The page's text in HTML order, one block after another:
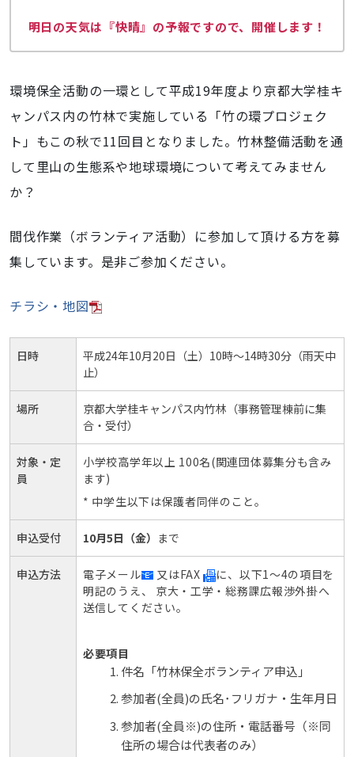
竹
の
プ
ジ
ェ
ク
開
催
間
ン
ア
の
に
つ
い
て
20T10:00:00+09:00
明日の天気は『快晴』の予報ですので、開催します！
環境保全活動の一環として平成19年度より京都大学桂キ
ャンパス内の竹林で実施している「竹の環プロジェク
ト」もこの秋で11回目となりました。竹林整備活動を通
して里山の生態系や地球環境について考えてみません
か？
間伐作業（ボランティア活動）に参加して頂ける方を募
集しています。是非ご参加ください。
チラシ・地図
日時
平成24年10月20日（土）10時～14時30分（雨天中
止）
場所
京都大学桂キャンパス内竹林（事務管理棟前に集
合・受付）
対象・定
員
小学校高学年以上 100名(関連団体募集分も含み
ます)
* 中学生以下は保護者同伴のこと。
申込受付 10月5日（金） まで
申込方法 電子メール 又はFAX
に、以下1～4の項目を
明記のうえ、 京大・工学・総務課広報渉外掛へ
送信してください。
必要項目
件名「竹林保全ボランティア申込」
参加者(全員)の氏名･フリガナ・生年月日
参加者(全員※)の住所・電話番号（※同
住所の場合は代表者のみ）